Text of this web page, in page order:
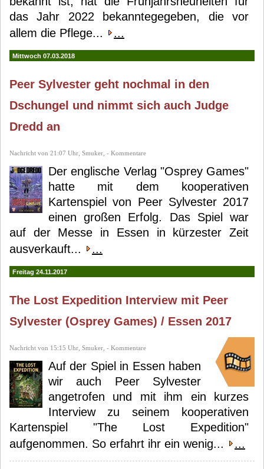
das Jahr 2022 bekanntegegeben, die vor
allem die Pflege...
...
Mittwoch 07.03.2018
Peer Sylvester geht nochmal in den
Dschungel und nimmt sich auch Judge
Dredd an
Nachricht von 21:07 Uhr, Smuker, - Kommentare
Der englische Verlag "Osprey Games"
hatte mit dem kooperativen
Kartenspiel von Peer Sylvester 2017
einen großen Erfolg. Das Spiel war
auf der Messe in Essen in kürzester Zeit
ausverkauft...
...
Freitag 24.11.2017
The Lost Expedition Interview mit Peer
Sylvester (Osprey Games) / Essen 2017
Nachricht von 15:15 Uhr, Smuker, - Kommentare
Auf der Spiel in Essen haben
wir auch Peer Sylvester
angetrofen und mit ihm ein kurzes
Interview zu seinem kooperativen
Kartenspiel "The Lost Expedition"
aufgenommen. So erfahrt ihr ein wenig...
...